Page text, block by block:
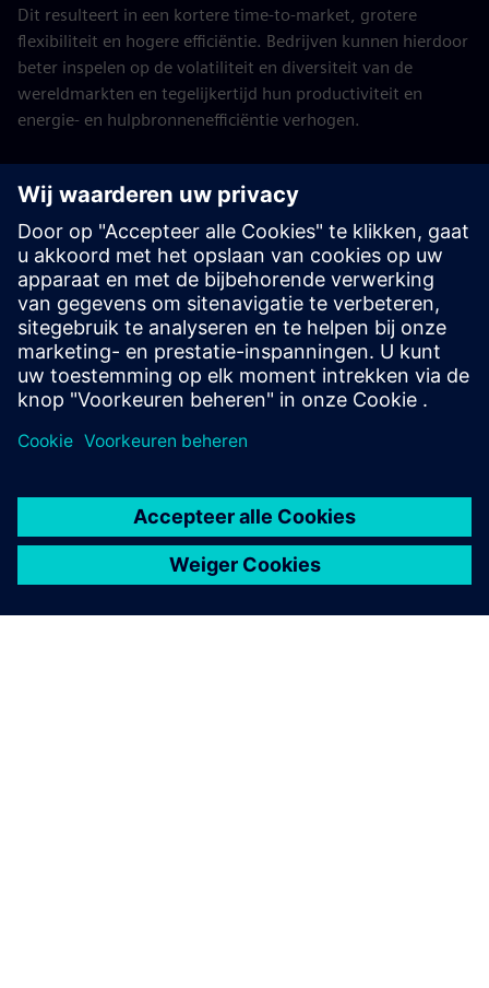
Dit resulteert in een kortere time-to-market, grotere
flexibiliteit en hogere efficiëntie. Bedrijven kunnen hierdoor
beter inspelen op de volatiliteit en diversiteit van de
wereldmarkten en tegelijkertijd hun productiviteit en
energie- en hulpbronnenefficiëntie verhogen.
Begin uw reis
Contact opnemen